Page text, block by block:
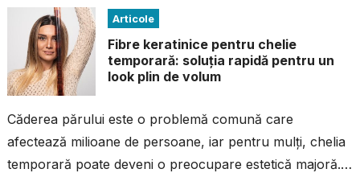
Articole
Fibre keratinice pentru chelie
temporară: soluția rapidă pentru un
look plin de volum
Căderea părului este o problemă comună care
afectează milioane de persoane, iar pentru mulți, chelia
temporară poate deveni o preocupare estetică majoră.